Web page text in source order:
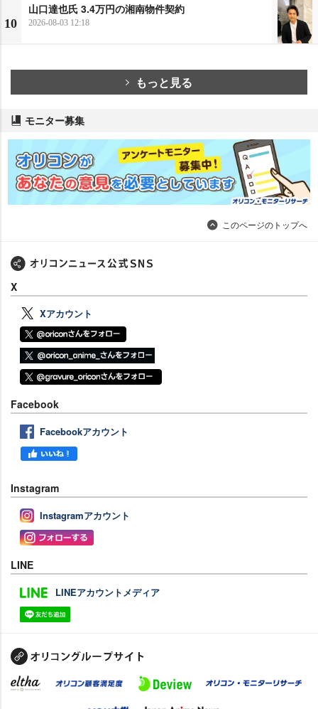
10
山口達也氏 3.4万円の湘南物件契約
2026-08-03 12:18
もっと見る
モニター募集
このページのトップへ
X
Xアカウント
Facebook
Facebookアカウント
Instagram
Instagramアカウント
LINE
LINEアカウントメディア